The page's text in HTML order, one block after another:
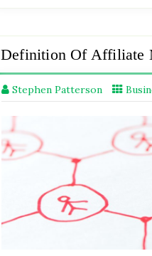
Definition Of Affiliate
Stephen Patterson